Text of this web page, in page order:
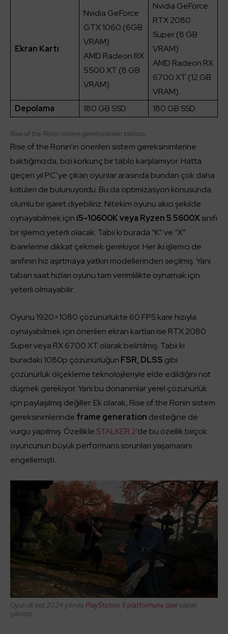
Ekran Kartı
Nvidia GeForce
GTX 1060 (6GB
VRAM)
AMD Radeon RX
5500 XT (8 GB
VRAM)
Nvidia GeForce
RTX 2080
Super (8 GB
VRAM)
AMD Radeon RX
6700 XT (12 GB
VRAM)
Depolama
180 GB SSD 180 GB SSD
Rise of the Ronin sistem gereksinimleri tablosu.
Rise of the Ronin’in önerilen sistem gereksinimlerine
baktığımızda, bizi korkunç bir tablo karşılamıyor. Hatta
geçen yıl PC’ye çıkan oyunlar arasında bundan çok daha
kötüleri de bulunuyordu. Bu da optimizasyon konusunda
olumlu bir işaret diyebiliriz. Nitekim oyunu akıcı şekilde
oynayabilmek için i5-10600K veya Ryzen 5 5600Xsınıfı
bir işlemci yeterli olacak. Tabii ki burada “K” ve “X”
ibarelerine dikkat çekmek gerekiyor. Her iki işlemci de
sınıfının hız aşırtmaya yatkın modellerinden seçilmiş. Yani
taban saat hızları oyunu tam verimlilikte oynamak için
yeterli olmayabilir.
Oyunu 1920×1080 çözünürlükte 60 FPS kare hızıyla
oynayabilmek için önerilen ekran kartları ise RTX 2080
Super veya RX 6700 XT olarak belirtilmiş. Tabii ki
buradaki 1080p çözünürlüğün FSR, DLSS gibi
çözünürlük ölçekleme teknolojileriyle elde edildiğini not
düşmek gerekiyor. Yani bu donanımlar yerel çözünürlük
için paylaşılmış değiller. Ek olarak, Rise of the Ronin sistem
gereksinimlerinde frame generation desteğine de
vurgu yapılmış. Özellikle STALKER 2‘de bu özellik birçok
oyuncunun büyük performans sorunları yaşamasını
engellemişti.
Oyun ilk kez 2024 yılında PlayStation 5 platformuna özel olarak
çıkmıştı.